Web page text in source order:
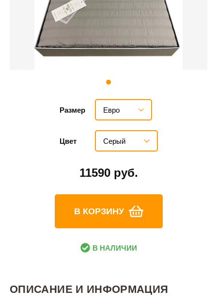
Размер Евро
Цвет Серый
11590 руб.
В КОРЗИНУ
В НАЛИЧИИ
ОПИСАНИЕ И ИНФОРМАЦИЯ